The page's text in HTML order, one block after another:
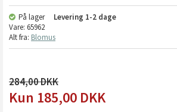
På lager Levering 1-2 dage
Vare: 65962
Alt fra: Blomus
284,00
185,00 DKK